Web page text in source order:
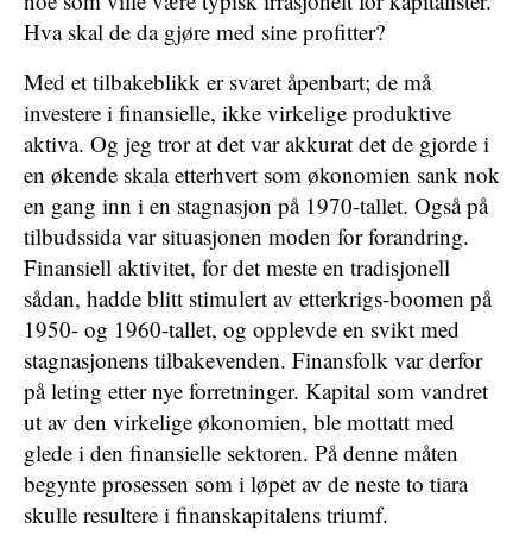
Hva skal de da gjøre med sine profitter?
Med et tilbakeblikk er svaret åpenbart; de må
investere i finansielle, ikke virkelige produktive
aktiva. Og jeg tror at det var akkurat det de gjorde i
en økende skala etterhvert som økonomien sank nok
en gang inn i en stagnasjon på 1970-tallet. Også på
tilbudssida var situasjonen moden for forandring.
Finansiell aktivitet, for det meste en tradisjonell
sådan, hadde blitt stimulert av etterkrigs-boomen på
1950- og 1960-tallet, og opplevde en svikt med
stagnasjonens tilbakevenden. Finansfolk var derfor
på leting etter nye forretninger. Kapital som vandret
ut av den virkelige økonomien, ble mottatt med
glede i den finansielle sektoren. På denne måten
begynte prosessen som i løpet av de neste to tiara
skulle resultere i finanskapitalens triumf.